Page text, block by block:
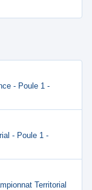
- Poule 1 -
- Poule 1 -
Territorial